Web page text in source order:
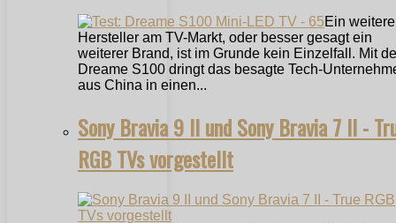
Ein
Hersteller am TV-Markt, oder besser gesagt ein
weiterer Brand, ist im Grunde kein Einzelfall. Mit
Dreame S100 dringt das besagte Tech-
aus China in einen...
Sony Bravia 9 II und Sony Bravia 7 II -
RGB TVs vorgestellt